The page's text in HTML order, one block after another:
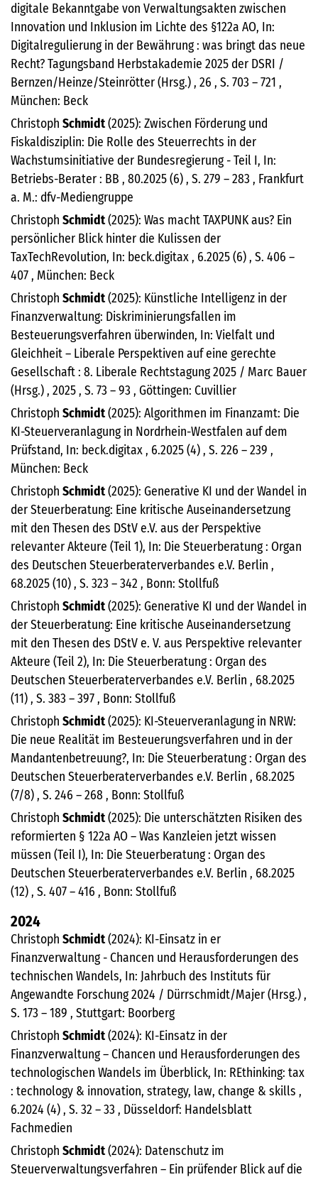
digitale Bekanntgabe von Verwaltungsakten zwischen
Innovation und Inklusion im Lichte des §122a AO, In:
Digitalregulierung in der Bewährung : was bringt das neue
Recht? Tagungsband Herbstakademie 2025 der DSRI /
Bernzen/Heinze/Steinrötter (Hrsg.) , 26 , S. 703 – 721 ,
München: Beck
Christoph Schmidt(2025): Zwischen Förderung und
Fiskaldisziplin: Die Rolle des Steuerrechts in der
Wachstumsinitiative der Bundesregierung - Teil I, In:
Betriebs-Berater : BB , 80.2025 (6) , S. 279 – 283 , Frankfurt
a. M.: dfv-Mediengruppe
Christoph Schmidt(2025): Was macht TAXPUNK aus? Ein
persönlicher Blick hinter die Kulissen der
TaxTechRevolution, In: beck.digitax , 6.2025 (6) , S. 406 –
407 , München: Beck
Christoph Schmidt(2025): Künstliche Intelligenz in der
Finanzverwaltung: Diskriminierungsfallen im
Besteuerungsverfahren überwinden, In: Vielfalt und
Gleichheit – Liberale Perspektiven auf eine gerechte
Gesellschaft : 8. Liberale Rechtstagung 2025 / Marc Bauer
(Hrsg.) , 2025 , S. 73 – 93 , Göttingen: Cuvillier
Christoph Schmidt(2025): Algorithmen im Finanzamt: Die
KI-Steuerveranlagung in Nordrhein-Westfalen auf dem
Prüfstand, In: beck.digitax , 6.2025 (4) , S. 226 – 239 ,
München: Beck
Christoph Schmidt(2025): Generative KI und der Wandel in
der Steuerberatung: Eine kritische Auseinandersetzung
mit den Thesen des DStV e.V. aus der Perspektive
relevanter Akteure (Teil 1), In: Die Steuerberatung : Organ
des Deutschen Steuerberaterverbandes e.V. Berlin ,
68.2025 (10) , S. 323 – 342 , Bonn: Stollfuß
Christoph Schmidt(2025): Generative KI und der Wandel in
der Steuerberatung: Eine kritische Auseinandersetzung
mit den Thesen des DStV e. V. aus Perspektive relevanter
Akteure (Teil 2), In: Die Steuerberatung : Organ des
Deutschen Steuerberaterverbandes e.V. Berlin , 68.2025
(11) , S. 383 – 397 , Bonn: Stollfuß
Christoph Schmidt(2025): KI-Steuerveranlagung in NRW:
Die neue Realität im Besteuerungsverfahren und in der
Mandantenbetreuung?, In: Die Steuerberatung : Organ des
Deutschen Steuerberaterverbandes e.V. Berlin , 68.2025
(7/8) , S. 246 – 268 , Bonn: Stollfuß
Christoph Schmidt(2025): Die unterschätzten Risiken des
reformierten § 122a AO – Was Kanzleien jetzt wissen
müssen (Teil I), In: Die Steuerberatung : Organ des
Deutschen Steuerberaterverbandes e.V. Berlin , 68.2025
(12) , S. 407 – 416 , Bonn: Stollfuß
2024
Christoph Schmidt(2024): KI-Einsatz in er
Finanzverwaltung - Chancen und Herausforderungen des
technischen Wandels, In: Jahrbuch des Instituts für
Angewandte Forschung 2024 / Dürrschmidt/Majer (Hrsg.) ,
S. 173 – 189 , Stuttgart: Boorberg
Christoph Schmidt(2024): KI-Einsatz in der
Finanzverwaltung – Chancen und Herausforderungen des
technologischen Wandels im Überblick, In: REthinking: tax
: technology & innovation, strategy, law, change & skills ,
6.2024 (4) , S. 32 – 33 , Düsseldorf: Handelsblatt
Fachmedien
Christoph Schmidt(2024): Datenschutz im
Steuerverwaltungsverfahren – Ein prüfender Blick auf die